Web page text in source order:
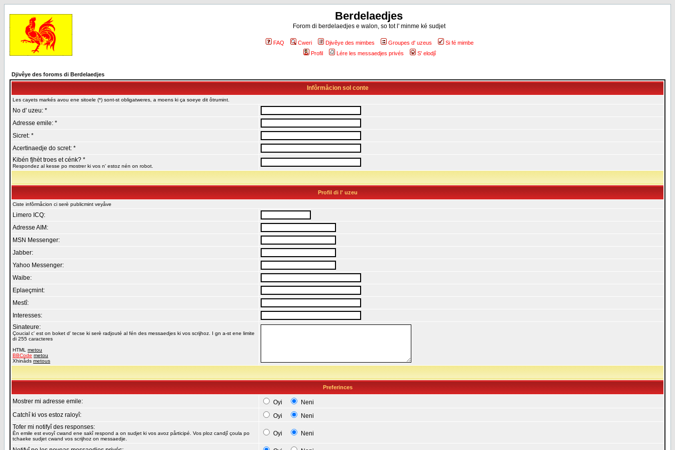
Berdelaedjes
Forom di berdelaedjes e walon, so tot l' minme ké sudjet
FAQ Cweri Djivêye des mimbes Groupes d' uzeus
Si fé mimbe
Profil
Lére les messaedjes privés S' elodjî
Djivêye des foroms di Berdelaedjes
Infôrmåcion sol conte
Les cayets markés avou ene sitoele (*) sont-st obligatweres, a moens ki ça soeye dit ôtrumint.
No d' uzeu: *
Adresse emile: *
Sicret: *
Acertinaedje do scret: *
Kibén fjhèt troes et cénk? *
Respondez al kesse po mostrer ki vos n' estoz nén on robot.
Profil di l' uzeu
Ciste infôrmåcion ci serè publicmint veyåve
Limero ICQ:
Adresse AIM:
MSN Messenger:
Jabber:
Yahoo Messenger:
Waibe:
Eplaeçmint:
Mestî:
Interesses:
Sinateure:
Çoucial c' est on boket d' tecse ki serè radjouté al fén des messaedjes ki vos scrijhoz. I gn a-st ene limite
di 255 caracteres
HTML metou
BBCode metou
Xhinåds metous
Preferinces
Mostrer mi adresse emile: Oyi
Neni
Catchî ki vos estoz raloyî:
Oyi
Neni
Tofer mi notifyî des responses:
Èn emile est evoyî cwand ene sakî respond a on sudjet ki vos avoz pårticipé. Vos ploz candjî çoula po
tchaeke sudjet cwand vos scrijhoz on messaedje.
Oyi Neni